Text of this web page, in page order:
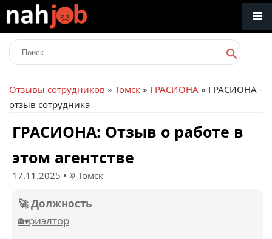
Отзывы сотрудников » Томск » ГРАСИОНА » ГРАСИОНА -
отзыв сотрудника
ГРАСИОНА: Отзыв о работе в
этом агентстве
17.11.2025 • Томск
🚀 Должность
🏡риэлтор